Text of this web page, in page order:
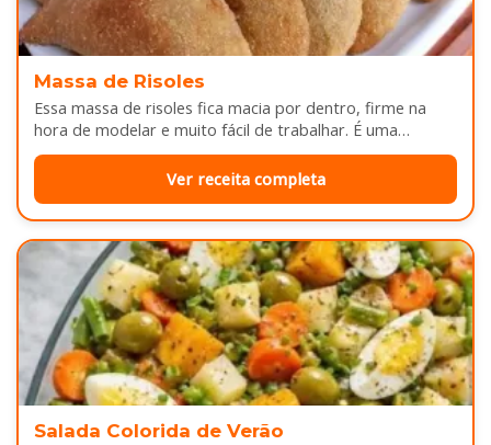
Massa de Risoles
Essa massa de risoles fica macia por dentro, firme na
hora de modelar e muito fácil de trabalhar. É uma…
Ver receita completa
Salada Colorida de Verão